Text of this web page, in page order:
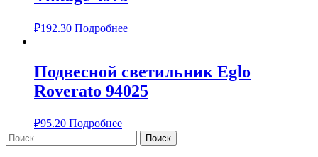
₽192.30 Подробнее
Подвесной светильник Eglo
Roverato 94025
₽95.20 Подробнее
Найти: